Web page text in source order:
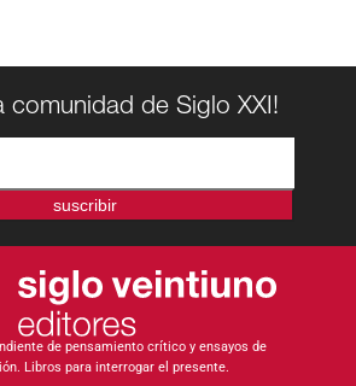
comunidad de Siglo XXI!
suscribir
de pensamiento crítico y ensayos de
Libros para interrogar el presente.